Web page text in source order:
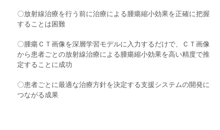
〇放射線治療を行う前に治療による腫瘍縮小効果を正確に把握
することは困難
〇腫瘍ＣＴ画像を深層学習モデルに入力するだけで、ＣＴ画像
から患者ごとの放射線治療による腫瘍縮小効果を高い精度で推
定することに成功
〇患者ごとに最適な治療方針を決定する支援システムの開発に
つながる成果